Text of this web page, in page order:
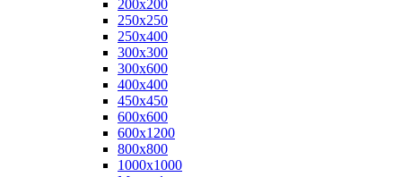
200х200
250х250
250х400
300х300
300х600
400х400
450х450
600х600
600х1200
800х800
1000х1000